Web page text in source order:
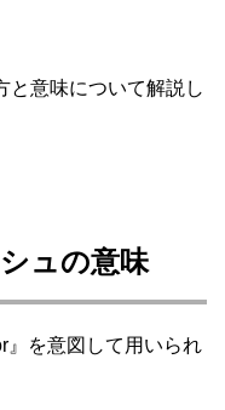
と意味について解説し
ュの意味
』を意図して用いられ